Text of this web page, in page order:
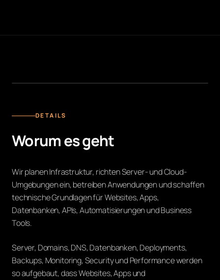
DETAILS
Worum es geht
Wir planen Infrastruktur, richten Server- und Cloud-
Umgebungen ein, betreiben Anwendungen und schaffen
technische Grundlagen für Websites, Apps,
Datenbanken, APIs, Automatisierungen und Business
Tools.
Server, Domains, DNS, Datenbanken, Deployments,
Backups, Monitoring, Security und Performance werden
so aufgebaut, dass Websites, Apps und